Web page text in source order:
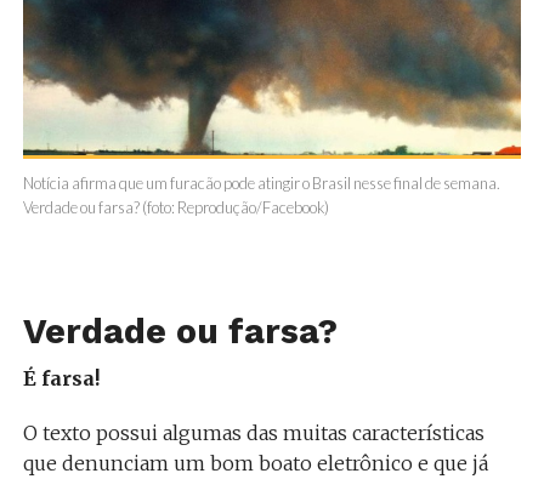
Notícia afirma que um furacão pode atingir o Brasil nesse final de semana.
Verdade ou farsa? (foto: Reprodução/Facebook)
Verdade ou farsa?
É farsa!
O texto possui algumas das muitas características
que denunciam um bom boato eletrônico e que já